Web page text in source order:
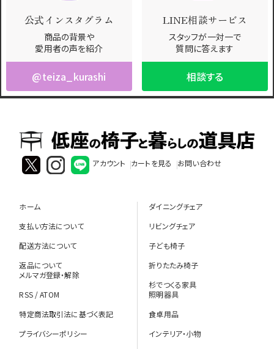
公式インスタグラム
商品の背景や
愛用者の声を紹介
@teiza_kurashi
LINE相談サービス
スタッフが一対一で
質問に答えます
相談する
アカウント カートを見る お問い合わせ
ホーム
支払い方法について
配送方法について
返品について
メルマガ登録・解除
RSS/ATOM
特定商法取引法に基づく表記
プライバシーポリシー
ダイニングチェア
リビングチェア
子ども椅子
折りたたみ椅子
杉でつくる家具
照明器具
食卓用品
インテリア・小物